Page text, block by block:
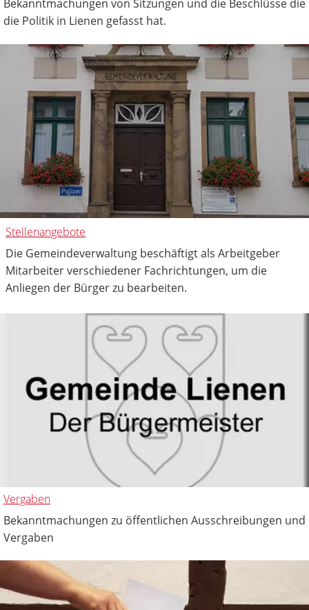
Bekanntmachungen von Sitzungen und die Beschlüsse die
die Politik in Lienen gefasst hat.
Stellenangebote
Die Gemeindeverwaltung beschäftigt als Arbeitgeber
Mitarbeiter verschiedener Fachrichtungen, um die
Anliegen der Bürger zu bearbeiten.
Vergaben
Bekanntmachungen zu öffentlichen Ausschreibungen und
Vergaben